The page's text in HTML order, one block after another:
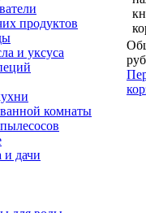
продуктов
и уксуса
комнаты
и дачи